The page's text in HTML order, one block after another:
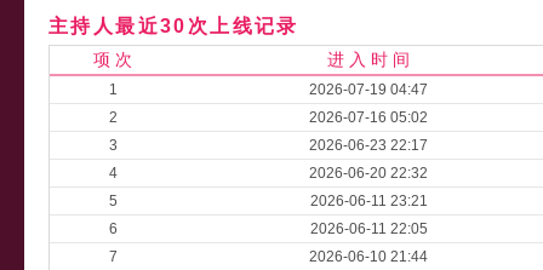
主持人最近30次上线记录
项 次 进 入 时 间
1
2026-07-19 04:47
2
2026-07-16 05:02
3
2026-06-23 22:17
4
2026-06-20 22:32
5
2026-06-11 23:21
6
2026-06-11 22:05
7
2026-06-10 21:44